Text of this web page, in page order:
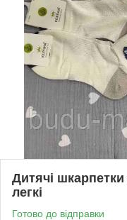
Дитячі шкарпетки
легкі
Готово до відправки